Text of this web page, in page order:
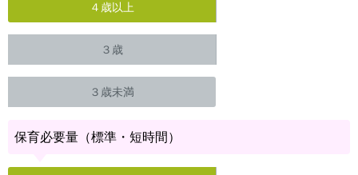
４歳以上
３歳
３歳未満
保育必要量（標準・短時間）